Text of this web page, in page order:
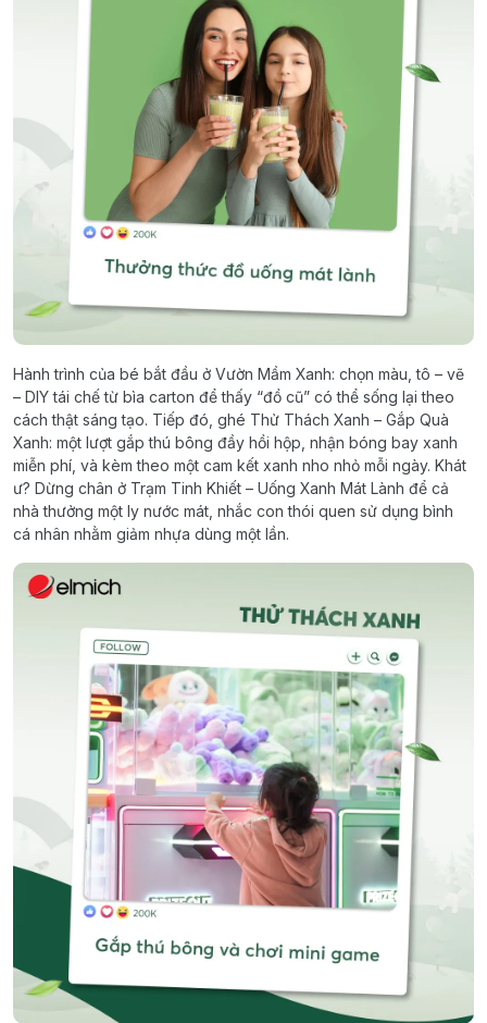
Hành trình của bé bắt đầu ở Vườn Mầm Xanh: chọn màu, tô – vẽ
– DIY tái chế từ bìa carton để thấy “đồ cũ” có thể sống lại theo
cách thật sáng tạo. Tiếp đó, ghé Thử Thách Xanh – Gắp Quà
Xanh: một lượt gắp thú bông đầy hồi hộp, nhận bóng bay xanh
miễn phí, và kèm theo một cam kết xanh nho nhỏ mỗi ngày. Khát
ư? Dừng chân ở Trạm Tinh Khiết – Uống Xanh Mát Lành để cả
nhà thưởng một ly nước mát, nhắc con thói quen sử dụng bình
cá nhân nhằm giảm nhựa dùng một lần.